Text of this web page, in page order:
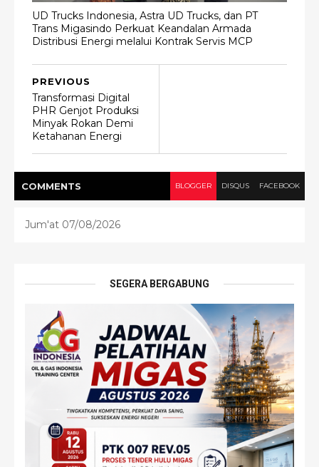
UD Trucks Indonesia, Astra UD Trucks, dan PT
Trans Migasindo Perkuat Keandalan Armada
Distribusi Energi melalui Kontrak Servis MCP
PREVIOUS
Transformasi Digital
PHR Genjot Produksi
Minyak Rokan Demi
Ketahanan Energi
COMMENTS BLOGGER DISQUS FACEBOOK
Jum'at 07/08/2026
SEGERA BERGABUNG